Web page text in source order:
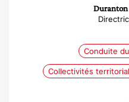
Conduite
Collectivités